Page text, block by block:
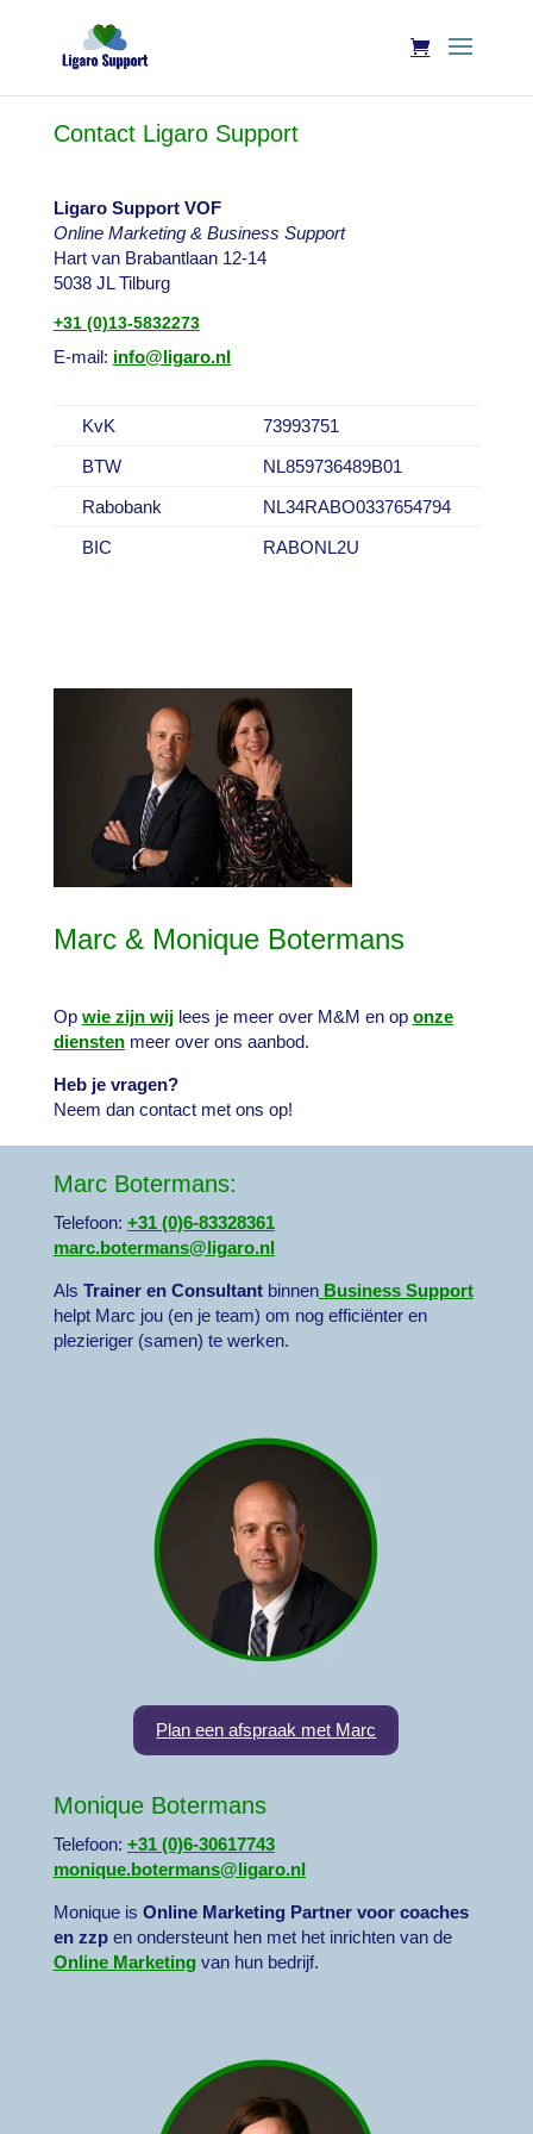
Contact Ligaro Support
Ligaro Support VOF
Online Marketing & Business Support
Hart van Brabantlaan 12-14
5038 JL Tilburg
+31 (0)13-5832273
E-mail: info@ligaro.nl
KvK
73993751
BTW
NL859736489B01
Rabobank
NL34RABO0337654794
BIC
RABONL2U
Marc & Monique Botermans
Op wie zijn wijlees je meer over M&M en op onze
dienstenmeer over ons aanbod.
Heb je vragen?
Neem dan contact met ons op!
Marc Botermans:
Telefoon: +31 (0)6-83328361
marc.botermans@ligaro.nl
Als Trainer en ConsultantbinnenBusiness Support
helpt Marc jou (en je team) om nog efficiënter en
plezieriger (samen) te werken.
Plan een afspraak met Marc
Monique Botermans
Telefoon: +31 (0)6-30617743
monique.botermans@ligaro.nl
Monique is Online Marketing Partner voor coaches
en zzp en ondersteunt hen met het inrichten van de
Online Marketingvan hun bedrijf.